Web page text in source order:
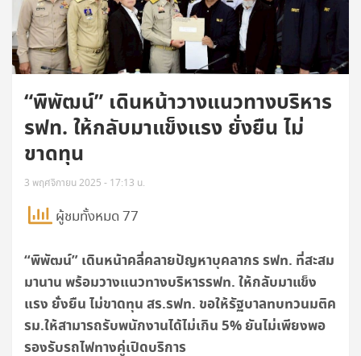
“พิพัฒน์” เดินหน้าวางแนวทางบริหาร
รฟท. ให้กลับมาแข็งแรง ยั่งยืน ไม่
ขาดทุน
3 พฤศจิกายน 2025 - 17:13 น.
ผู้ชมทั้งหมด 77
“พิพัฒน์” เดินหน้าคลี่คลายปัญหาบุคลากร รฟท. ที่สะสม
มานาน พร้อมวางแนวทางบริหารรฟท. ให้กลับมาแข็ง
แรง ยั่งยืน ไม่ขาดทุน สร.รฟท. ขอให้รัฐบาลทบทวนมติค
รม.ให้สามารถรับพนักงานได้ไม่เกิน 5% ยันไม่เพียงพอ
รองรับรถไฟทางคู่เปิดบริการ